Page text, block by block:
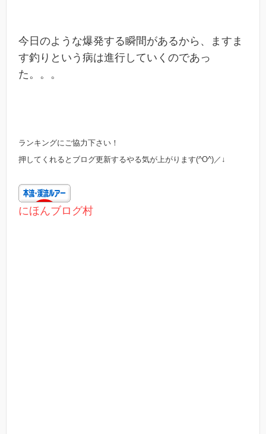
今日のような爆発する瞬間があるから、ますま
す釣りという病は進行していくのであっ
た。。。
ランキングにご協力下さい！
押してくれるとブログ更新するやる気が上がります(^O^)／↓
にほんブログ村